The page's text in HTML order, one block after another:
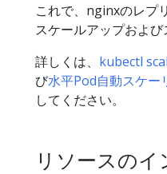
これで、nginxのレプ
スケールアップおよび
詳しくは、 kubectl
び水平Pod自動スケー
してください。
リソースの